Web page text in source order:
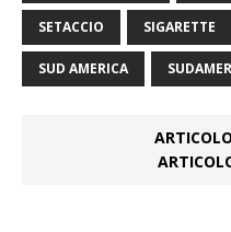
SETACCIO SIGARETTE
SUD AMERICA